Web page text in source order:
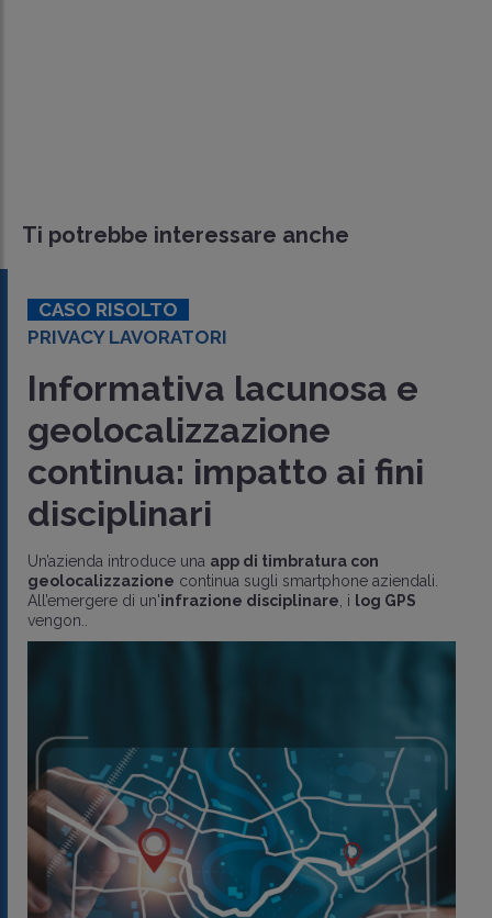
Ti potrebbe interessare anche
CASO RISOLTO
PRIVACY LAVORATORI
Informativa lacunosa e
geolocalizzazione
continua: impatto ai fini
disciplinari
Un’azienda introduce una app di timbratura con
geolocalizzazione continua sugli smartphone aziendali.
All’emergere di un'infrazione disciplinare , i log GPS
vengon..